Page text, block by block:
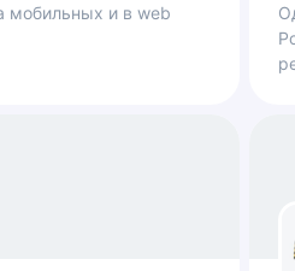
мобильных и в web